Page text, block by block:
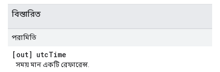
বিস্তারিত
পরামিতি
[out] utcTime
সময় মান একটি রেফারেন্স.